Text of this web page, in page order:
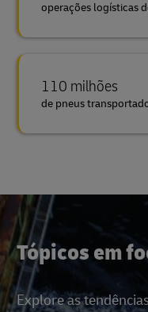
operações logísticas
110 milhões
de pneus
Tópicos em
Explore as